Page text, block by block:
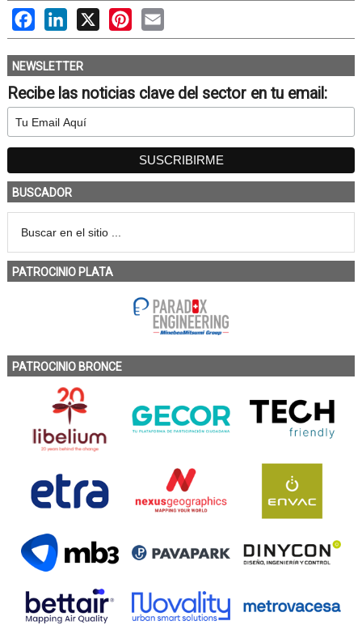
FacebookLinkedIn Pinterest
NEWSLETTER
Recibe las noticias clave del sector en tu email:
BUSCADOR
PATROCINIO PLATA
PATROCINIO BRONCE